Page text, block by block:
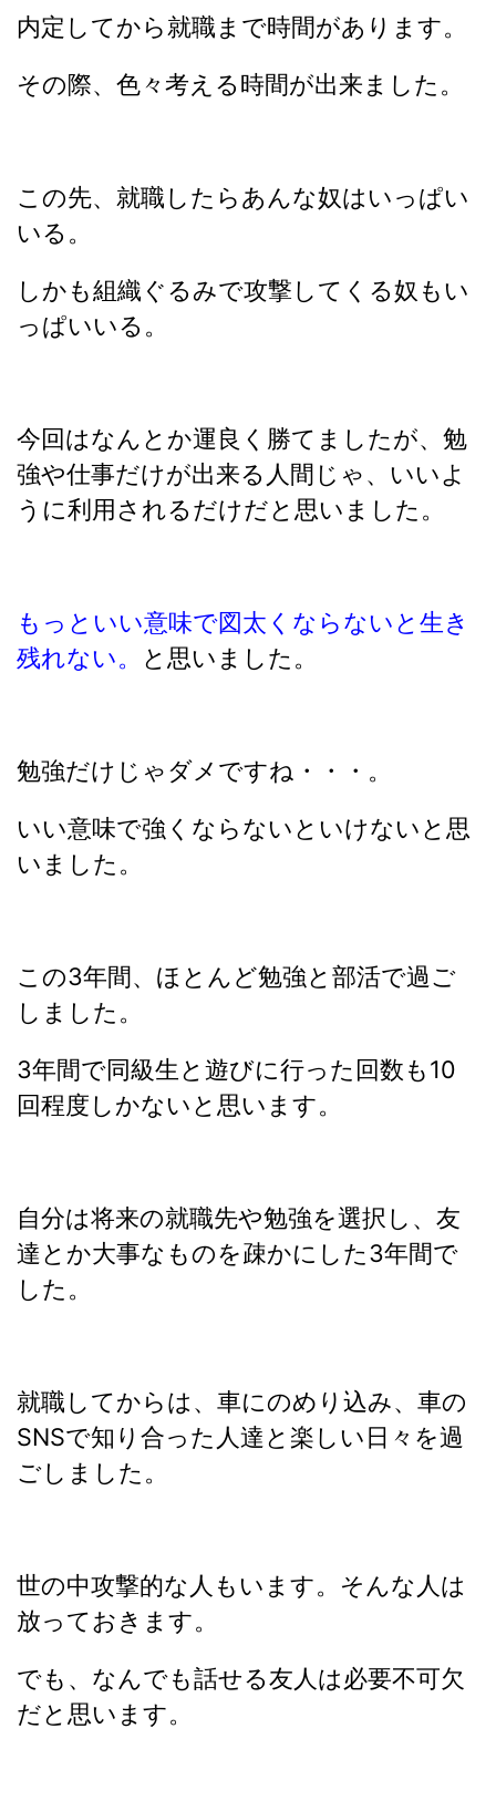
内定してから就職まで時間があります。
その際、色々考える時間が出来ました。
この先、就職したらあんな奴はいっぱい
いる。
しかも組織ぐるみで攻撃してくる奴もい
っぱいいる。
今回はなんとか運良く勝てましたが、勉
強や仕事だけが出来る人間じゃ、いいよ
うに利用されるだけだと思いました。
もっといい意味で図太くならないと生き
残れない。
と思いました。
勉強だけじゃダメですね・・・。
いい意味で強くならないといけないと思
いました。
この3年間、ほとんど勉強と部活で過ご
しました。
3年間で同級生と遊びに行った回数も10
回程度しかないと思います。
自分は将来の就職先や勉強を選択し、友
達とか大事なものを疎かにした3年間で
した。
就職してからは、車にのめり込み、車の
SNSで知り合った人達と楽しい日々を過
ごしました。
世の中攻撃的な人もいます。そんな人は
放っておきます。
でも、なんでも話せる友人は必要不可欠
だと思います。